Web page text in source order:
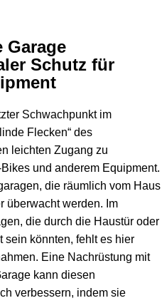
Garage
Schutz für
Schwachpunkt im
Flecken“ des
leichten Zugang zu
und anderem Equipment.
die räumlich vom Haus
überwacht werden. Im
die durch die Haustür oder
sein könnten, fehlt es hier
Eine Nachrüstung mit
kann diesen
verbessern, indem sie